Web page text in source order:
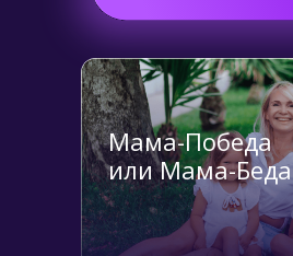
Мама-Победа
или Мама-Беда